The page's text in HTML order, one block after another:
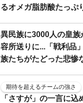
るオメガ脂肪酸たっぷ
異民族に3000人の皇族
容所送りに...「戦利品
族たちがたどった悲惨
期待を超えるチームの強さ
「さすが」の一言に